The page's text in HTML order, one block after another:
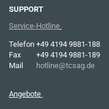
SUPPORT
Service-Hotline
Telefon +49 4194 9881-188
Fax
+49 4194 9881-189
Mail
hotline@tcsag.de
Angebote